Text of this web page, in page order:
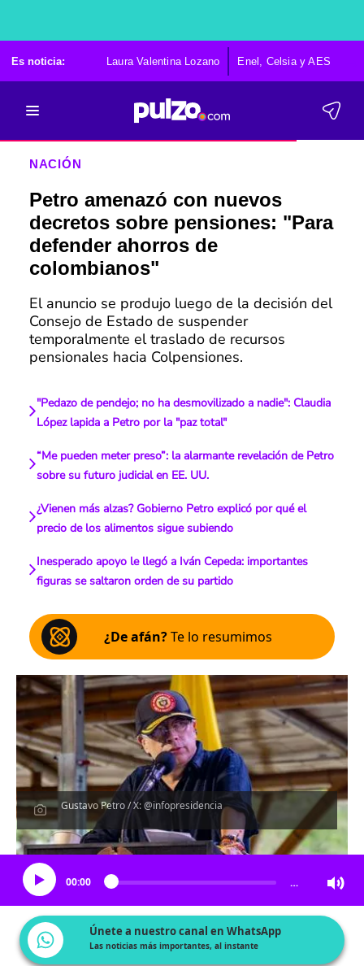
Es noticia: Laura Valentina Lozano Enel, Celsia y AES
NACIÓN
Petro amenazó con nuevos
decretos sobre pensiones: "Para
defender ahorros de
colombianos"
El anuncio se produjo luego de la decisión del
Consejo de Estado de suspender
temporalmente el traslado de recursos
pensionales hacia Colpensiones.
"Pedazo de pendejo; no ha desmovilizado a nadie": Claudia
López lapida a Petro por la "paz total"
“Me pueden meter preso”: la alarmante revelación de Petro
sobre su futuro judicial en EE. UU.
¿Vienen más alzas? Gobierno Petro explicó por qué el
precio de los alimentos sigue subiendo
Inesperado apoyo le llegó a Iván Cepeda: importantes
figuras se saltaron orden de su partido
¿De afán?Te lo resumimos
Gustavo Petro / X: @infopresidencia
Escucha el artículo
00:00 …
Únete a nuestro canal en WhatsApp
Las noticias más importantes, al instante